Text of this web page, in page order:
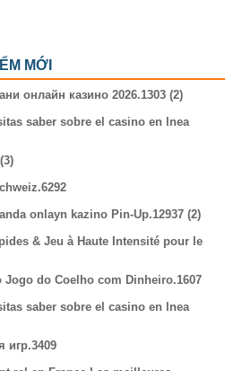
MỚI
онлайн казино 2026.1303 (2)
saber sobre el casino en lnea
onlayn kazino Pin-Up.12937 (2)
& Jeu à Haute Intensité pour le
Jogo do Coelho com Dinheiro.1607
saber sobre el casino en lnea
игр.3409